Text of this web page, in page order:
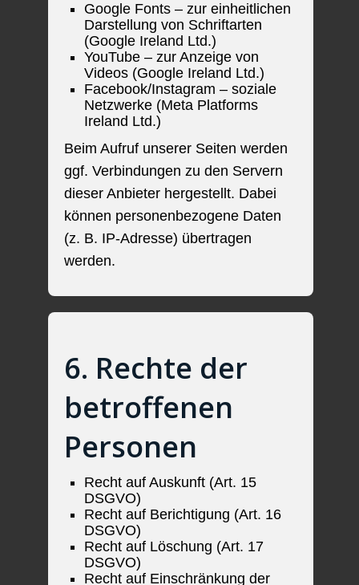
Google Fonts – zur einheitlichen
Darstellung von Schriftarten
(Google Ireland Ltd.)
YouTube – zur Anzeige von
Videos (Google Ireland Ltd.)
Facebook/Instagram – soziale
Netzwerke (Meta Platforms
Ireland Ltd.)
Beim Aufruf unserer Seiten werden
ggf. Verbindungen zu den Servern
dieser Anbieter hergestellt. Dabei
können personenbezogene Daten
(z. B. IP-Adresse) übertragen
werden.
6. Rechte der
betroffenen
Personen
Recht auf Auskunft (Art. 15
DSGVO)
Recht auf Berichtigung (Art. 16
DSGVO)
Recht auf Löschung (Art. 17
DSGVO)
Recht auf Einschränkung der